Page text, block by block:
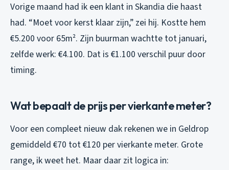
Vorige maand had ik een klant in Skandia die haast
had. “Moet voor kerst klaar zijn,” zei hij. Kostte hem
€5.200 voor 65m². Zijn buurman wachtte tot januari,
zelfde werk: €4.100. Dat is €1.100 verschil puur door
timing.
Wat bepaalt de prijs per vierkante meter?
Voor een compleet nieuw dak rekenen we in Geldrop
gemiddeld €70 tot €120 per vierkante meter. Grote
range, ik weet het. Maar daar zit logica in: